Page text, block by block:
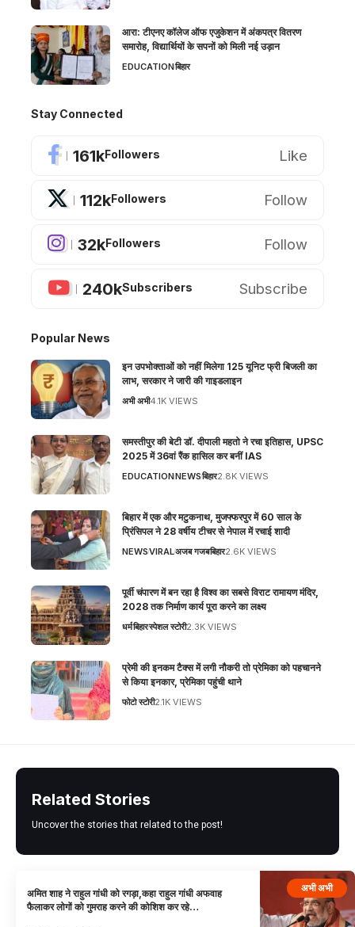
आरा: टीएनए कॉलेज ऑफ एजुकेशन में अंकपत्र वितरण
समारोह, विद्यार्थियों के सपनों को मिली नई उड़ान
EDUCATIONबिहार
Stay Connected
161kFollowers Like
112kFollowers Follow
32kFollowers Follow
240kSubscribers Subscribe
Popular News
इन उपभोक्ताओं को नहीं मिलेगा 125 यूनिट फ्री बिजली का
लाभ, सरकार ने जारी की गाइडलाइन
अभी अभी4.1K VIEWS
समस्तीपुर की बेटी डॉ. दीपाली महतो ने रचा इतिहास, UPSC
2025 में 36वां रैंक हासिल कर बनीं IAS
EDUCATIONNEWSबिहार2.8K VIEWS
बिहार में एक और मटुकनाथ, मुजफ्फरपुर में 60 साल के
प्रिंसिपल ने 28 वर्षीय टीचर से नेपाल में रचाई शादी
NEWSVIRALअजब गजबबिहार2.6K VIEWS
पूर्वी चंपारण में बन रहा है विश्व का सबसे विराट रामायण मंदिर,
2028 तक निर्माण कार्य पूरा करने का लक्ष्य
धर्मबिहारस्पेशल स्टोरी2.3K VIEWS
प्रेमी की इनकम टैक्स में लगी नौकरी तो प्रेमिका को पहचानने
से किया इनकार, प्रेमिका पहुंची थाने
फोटो स्टोरी2.1K VIEWS
Related Stories
Uncover the stories that related to the post!
अभी अभी
अमित शाह ने राहुल गांधी को रगड़ा,कहा राहुल गांधी अफवाह
फैलाकर लोगों को गुमराह करने की कोशिश कर रहे…